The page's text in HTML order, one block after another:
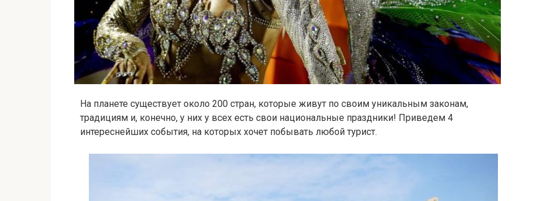
На планете существует около 200 стран, которые живут по своим уникальным законам,
традициям и, конечно, у них у всех есть свои национальные праздники! Приведем 4
интереснейших события, на которых хочет побывать любой турист.